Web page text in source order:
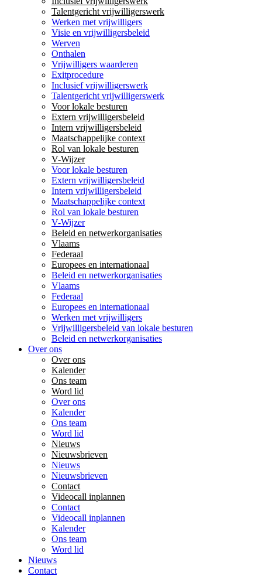
Talentgericht vrijwilligerswerk
Werken met vrijwilligers
Visie en vrijwilligersbeleid
Werven
Onthalen
Vrijwilligers waarderen
Exitprocedure
Inclusief vrijwilligerswerk
Talentgericht vrijwilligerswerk
Voor lokale besturen
Extern vrijwilligersbeleid
Intern vrijwilligersbeleid
Maatschappelijke context
Rol van lokale besturen
V-Wijzer
Voor lokale besturen
Extern vrijwilligersbeleid
Intern vrijwilligersbeleid
Maatschappelijke context
Rol van lokale besturen
V-Wijzer
Beleid en netwerkorganisaties
Vlaams
Federaal
Europees en internationaal
Beleid en netwerkorganisaties
Vlaams
Federaal
Europees en internationaal
Werken met vrijwilligers
Vrijwilligersbeleid van lokale besturen
Beleid en netwerkorganisaties
Over ons
Over ons
Kalender
Ons team
Word lid
Over ons
Kalender
Ons team
Word lid
Nieuws
Nieuwsbrieven
Nieuws
Nieuwsbrieven
Contact
Videocall inplannen
Contact
Videocall inplannen
Kalender
Ons team
Word lid
Nieuws
Contact